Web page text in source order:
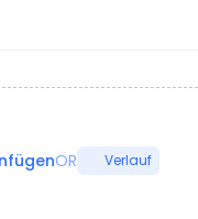
OR Verlauf